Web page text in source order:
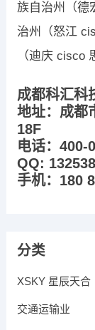
族自治州（德
治州（怒江
（迪庆 cisco
成都科汇科
地址：成都
18F
电话：400-
QQ:
手机：180
分类
XSKY 星辰天合
交通运输业